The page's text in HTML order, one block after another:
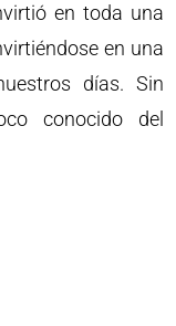
en toda una
en una
días. Sin
conocido del